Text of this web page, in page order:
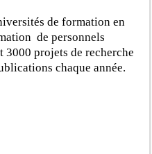
de formation en
de personnels
3000 projets de recherche
chaque année.